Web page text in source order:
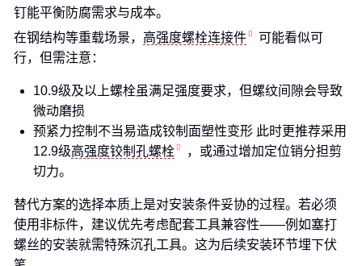
钉能平衡防腐需求与成本。
在钢结构等重载场景， 高强度螺栓连接件
可能看似可
行，但需注意：
10.9级及以上螺栓虽满足强度要求，但螺纹间隙会导致
微动磨损
预紧力控制不当易造成铰制面塑性变形 此时更推荐采用
12.9级高强度铰制孔螺栓
，或通过增加定位销分担剪
切力。
替代方案的选择本质上是对安装条件妥协的过程。若必须
使用非标件，建议优先考虑配套工具兼容性——例如塞打
螺丝的安装就需特殊沉孔工具。这为后续安装环节埋下伏